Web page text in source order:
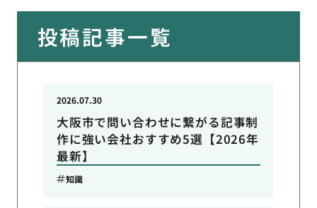
投稿記事一覧
大阪市で問い合わせに繋がる記事制
作に強い会社おすすめ5選【2026年
最新】
2026.07.30
知識